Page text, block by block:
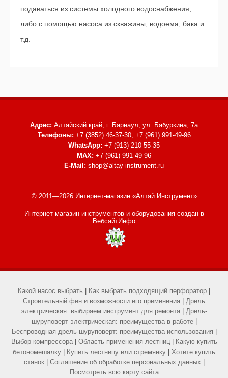
подаваться из системы холодного водоснабжения,
либо с помощью насоса из скважины, водоема, бака и
т.д.
Адрес: Алтайский край, г. Барнаул, ул. Бабуркина, 7а
Телефоны: +7 (3852) 46-37-30; +7 (961) 991-49-96
WhatsApp: +7 (913) 210-55-35
MAX: +7 (961) 991-49-96
E-Mail: shop@altay-instrument.ru
© 2011—2026 Интернет-магазин «Алтай Инструмент»
Интернет-магазин инструментов и оборудованиясоздан в
ВебсайтИнфо
Какой насос выбрать Как выбрать подходящий перфоратор
Строительный фен и возможности его применения
Дрель
электрическая: выбираем инструмент для ремонта| Дрель-
шуруповерт электрическая: преимущества в работе|
Беспроводная дрель-шуруповерт: преимущества использования
Выбор компрессора| Область применения лестниц|
Какую купить
бетономешалку
Купить лестницу или стремянку
Хотите купить
станок| Соглашение об обработке персональных данных
Посмотреть всю карту сайта